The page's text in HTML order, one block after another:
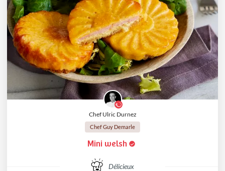
Chef Ulric Durnez
Chef Guy Demarle
Mini welsh
Délicieux